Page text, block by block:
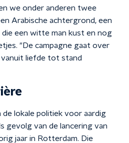
we onder anderen twee
Arabische achtergrond, een
die een witte man kust en nog
"De campagne gaat over
liefde tot stand
de lokale politiek voor aardig
gevolg van de lancering van
jaar in Rotterdam. Die